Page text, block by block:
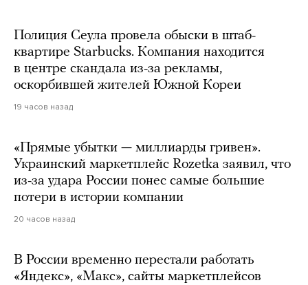
Полиция Сеула провела обыски в штаб-
квартире Starbucks. Компания находится
в центре скандала из-за рекламы,
оскорбившей жителей Южной Кореи
19 часов назад
«Прямые убытки — миллиарды гривен».
Украинский маркетплейс Rozetka заявил, что
из-за удара России понес самые большие
потери в истории компании
20 часов назад
В России временно перестали работать
«Яндекс», «Макс», сайты маркетплейсов